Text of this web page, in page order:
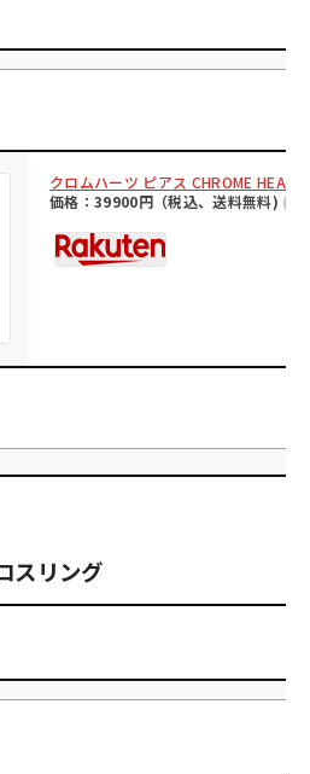
クロムハーツ ピアス CHROME
価格：39900円（税込、送料無料)
スリング